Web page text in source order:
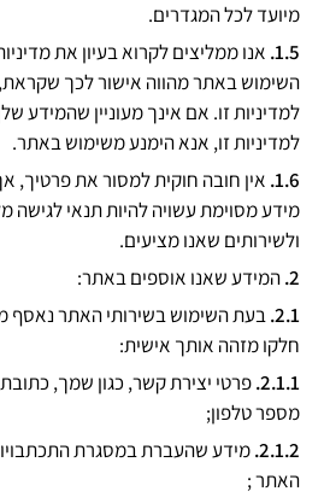
מיועד לכל המגדרים.
אנו ממליצים לקרוא בעיון את
השימוש באתר מהווה אישור לכך
למדיניות זו. אם אינך מעוניין שהמידע
למדיניות זו, אנא הימנע משימוש באתר.
אין חובה חוקית למסור את פרטיך,
מידע מסוימת עשויה להיות תנאי לגישה
ולשירותים שאנו מציעים.
המידע שאנו אוספים באתר:
בעת השימוש בשירותי האתר נאסף
חלקו מזהה אותך אישית:
פרטי יצירת קשר, כגון שמך,
מספר טלפון;
מידע שהעברת במסגרת
האתר ;